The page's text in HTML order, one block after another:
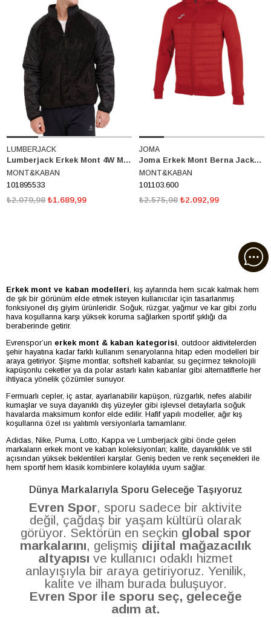
LUMBERJACK
Lumberjack Erkek Mont 4W Ml Densy 1 Hr-07-001 4Pr 101895533
MONT&KABAN
101895533
₺1.689,99
₺2.079,98
JOMA
Joma Erkek Mont Berna Jacket Hoodie 101103.600
MONT&KABAN
101103.600
₺2.092,99
₺2.575,98
Erkek mont ve kaban modelleri, kış aylarında hem sıcak kalmak hem
de şık bir görünüm elde etmek isteyen kullanıcılar için tasarlanmış
fonksiyonel dış giyim ürünleridir. Soğuk, rüzgar, yağmur ve kar gibi zorlu
hava koşullarına karşı yüksek koruma sağlarken sportif şıklığı da
beraberinde getirir.
Evrenspor’un erkek mont & kaban kategorisi, outdoor aktivitelerden
şehir hayatına kadar farklı kullanım senaryolarına hitap eden modelleri bir
araya getiriyor. Şişme montlar, softshell kabanlar, su geçirmez teknolojili
kapüşonlu ceketler ya da polar astarlı kalın kabanlar gibi alternatiflerle her
ihtiyaca yönelik çözümler sunuyor.
Fermuarlı cepler, iç astar, ayarlanabilir kapüşon, rüzgarlık, nefes alabilir
kumaşlar ve suya dayanıklı dış yüzeyler gibi işlevsel detaylarla soğuk
havalarda maksimum konfor elde edilir. Hafif yapılı modeller, ağır kış
koşullarına özel ısı yalıtımlı versiyonlarla tamamlanır.
Adidas, Nike, Puma, Lotto, Kappa ve Lumberjack gibi önde gelen
markaların erkek mont ve kaban koleksiyonları; kalite, dayanıklılık ve stil
açısından yüksek beklentileri karşılar. Geniş beden ve renk seçenekleri ile
hem sportif hem klasik kombinlere kolaylıkla uyum sağlar.
Dünya Markalarıyla Sporu Geleceğe Taşıyoruz
Evren Spor, sporu sadece bir aktivite
değil, çağdaş bir yaşam kültürü olarak
görüyor. Sektörün en seçkin global spor
markalarını, gelişmiş dijital mağazacılık
altyapısı ve kullanıcı odaklı hizmet
anlayışıyla bir araya getiriyoruz. Yenilik,
kalite ve ilham burada buluşuyor.
Evren Spor ile sporu seç, geleceğe
adım at.